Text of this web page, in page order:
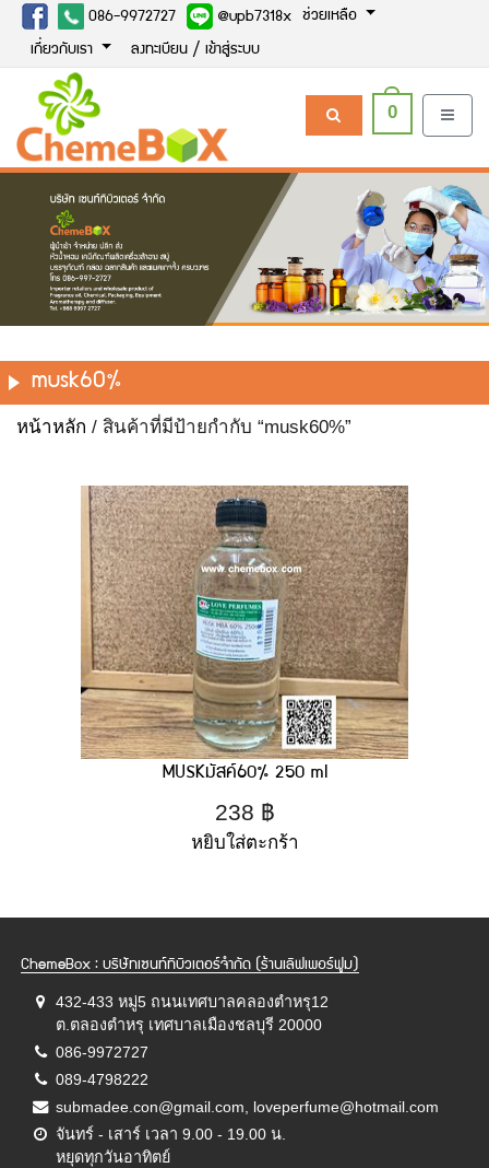
086-9972727 @upb7318x ช่วยเหลือ
เกี่ยวกับเรา ลงทะเบียน / เข้าสู่ระบบ
0
musk60%
หน้าหลัก / สินค้าที่มีป้ายกำกับ “musk60%”
MUSKมัสค์60% 250 ml
238 ฿
หยิบใส่ตะกร้า
ChemeBox : บริษัทเซนท์ทิบิวเตอร์จำกัด (ร้านเลิฟเพอร์ฟูม)
432-433 หมู่5 ถนนเทศบาลคลองตำหรุ12
ต.ตลองตำหรุ เทศบาลเมืองชลบุรี 20000
086-9972727
089-4798222
submadee.con@gmail.com, loveperfume@hotmail.com
จันทร์ - เสาร์ เวลา 9.00 - 19.00 น.
หยุดทุกวันอาทิตย์